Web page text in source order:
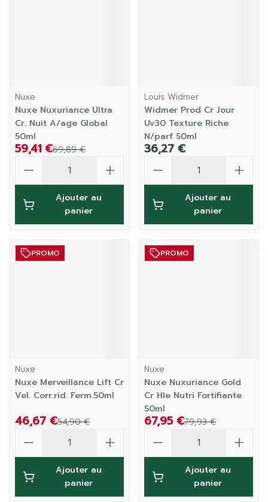
Nuxe
Nuxe Nuxuriance Ultra
Cr. Nuit A/age Global
50ml
69,89 €
59,41 €
Ajouter au
panier
Louis Widmer
Widmer Prod Cr Jour
Uv30 Texture Riche
N/parf 50ml
36,27 €
Ajouter au
panier
PROMO
Nuxe
Nuxe Merveillance Lift Cr
Vel. Corr.rid. Ferm.50ml
54,90 €
46,67 €
Ajouter au
panier
PROMO
Nuxe
Nuxe Nuxuriance Gold
Cr Hle Nutri Fortifiante
50ml
79,93 €
67,95 €
Ajouter au
panier